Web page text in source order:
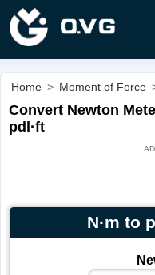
Home > Moment of Force
Convert Newton
pdl·ft
N·m to